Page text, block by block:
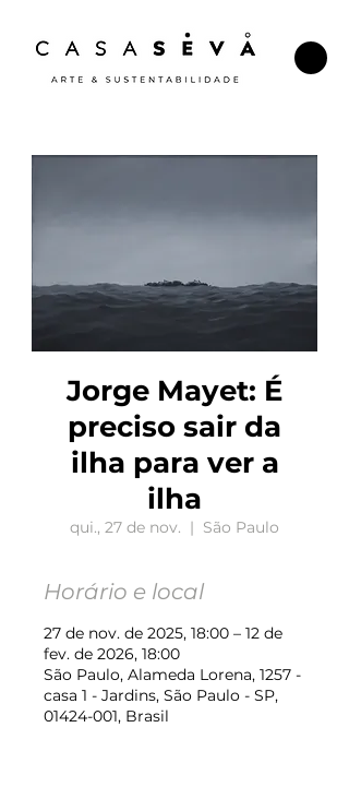
Jorge Mayet: É
preciso sair da
ilha para ver a
ilha
qui., 27 de nov.
  |
São Paulo
Horário e local
27 de nov. de 2025, 18:00 – 12 de
fev. de 2026, 18:00
São Paulo, Alameda Lorena, 1257 -
casa 1 - Jardins, São Paulo - SP,
01424-001, Brasil